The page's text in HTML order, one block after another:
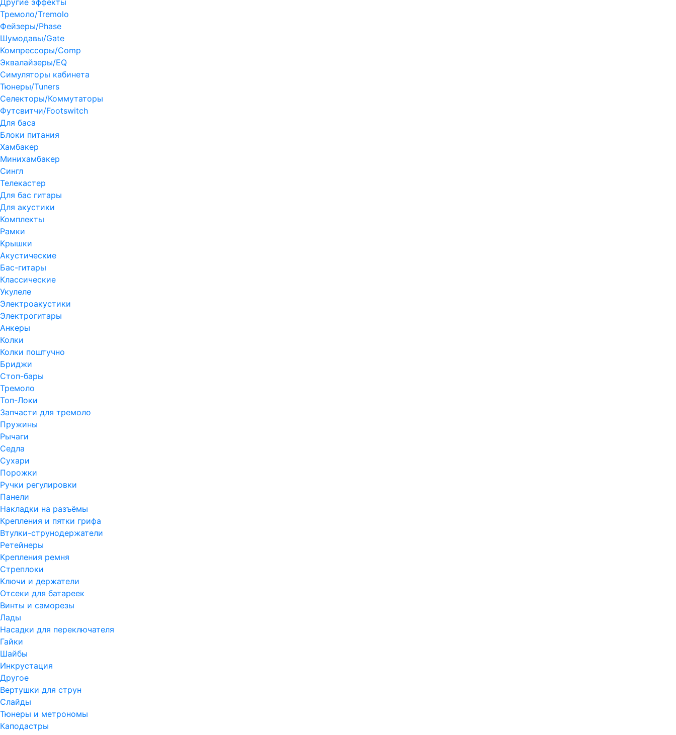
Другие эффекты
Тремоло/Tremolo
Фейзеры/Phase
Шумодавы/Gate
Компрессоры/Comp
Эквалайзеры/EQ
Симуляторы кабинета
Тюнеры/Tuners
Селекторы/Коммутаторы
Футсвитчи/Footswitch
Для баса
Блоки питания
Хамбакер
Минихамбакер
Сингл
Телекастер
Для бас гитары
Для акустики
Комплекты
Рамки
Крышки
Акустические
Бас-гитары
Классические
Укулеле
Электроакустики
Электрогитары
Анкеры
Колки
Колки поштучно
Бриджи
Стоп-бары
Тремоло
Топ-Локи
Запчасти для тремоло
Пружины
Рычаги
Седла
Сухари
Порожки
Ручки регулировки
Панели
Накладки на разъёмы
Крепления и пятки грифа
Втулки-струнодержатели
Ретейнеры
Крепления ремня
Стреплоки
Ключи и держатели
Отсеки для батареек
Винты и саморезы
Лады
Насадки для переключателя
Гайки
Шайбы
Инкрустация
Другое
Вертушки для струн
Слайды
Тюнеры и метрономы
Каподастры